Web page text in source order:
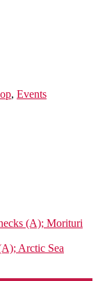
, Events
(A); Morituri
Arctic Sea